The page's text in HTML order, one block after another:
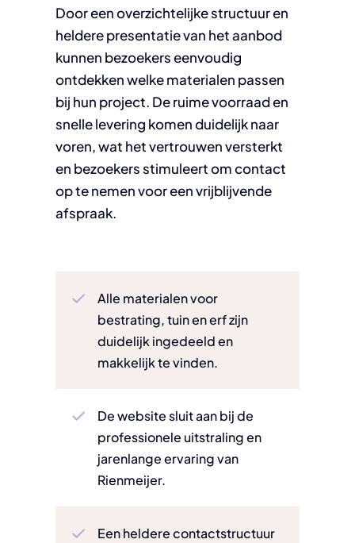
Door een overzichtelijke structuur en
heldere presentatie van het aanbod
kunnen bezoekers eenvoudig
ontdekken welke materialen passen
bij hun project. De ruime voorraad en
snelle levering komen duidelijk naar
voren, wat het vertrouwen versterkt
en bezoekers stimuleert om contact
op te nemen voor een vrijblijvende
afspraak.
Alle materialen voor
bestrating, tuin en erf zijn
duidelijk ingedeeld en
makkelijk te vinden.
De website sluit aan bij de
professionele uitstraling en
jarenlange ervaring van
Rienmeijer.
Een heldere contactstructuur